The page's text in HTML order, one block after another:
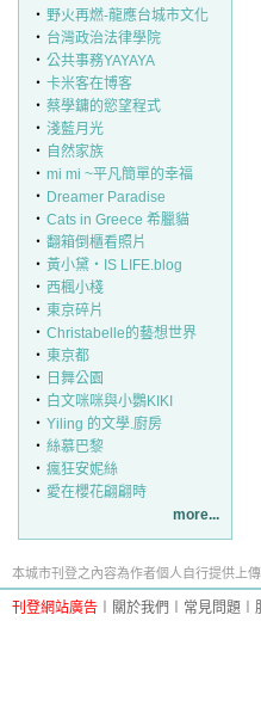
‧ 野火再燃-龍應台城市文化
‧ 台灣政治法律學院
‧ 公共事務YAYAYA
‧ 卡米客在博客
‧ 蔡學鏞的慾望程式
‧ 淺藍月光
‧ 自然家族
‧ mi mi ~平凡簡單的幸福
‧ Dreamer Paradise
‧ Cats in Greece 希臘貓
‧ 翻箱倒櫃看照片
‧ 黃小黛‧IS LIFE.blog
‧ 西楓小棧
‧ 東京碎片
‧ Christabelle的藝想世界
‧ 東京都
‧ 日舞公園
‧ 白文咪咪與小鸚KIKI
‧ Yiling 的文學.廚房
‧ 絲慕巴黎
‧ 瘋狂安妮絲
‧ 愛在櫻花翩翩時
more...
本城市刊登之內容為作者個人自行提供上
刊登網站廣告 關於我們 常見問題